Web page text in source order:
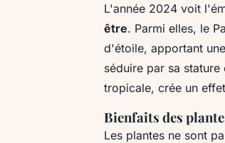
L'année 2024 voit
être. Parmi elles, le
d'étoile, apportant
séduire par sa
tropicale, crée un
Bienfaits des
Les plantes ne sont